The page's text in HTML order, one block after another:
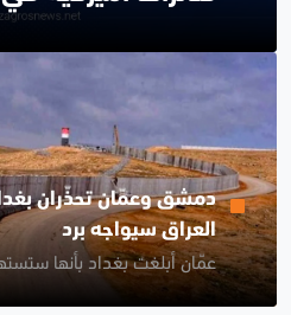
دمشق وعمّان تحذّران
العراق سيواجه برد